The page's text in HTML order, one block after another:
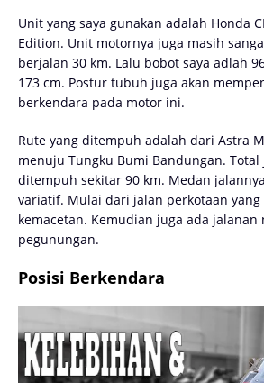
Unit yang saya gunakan adalah Honda
Edition. Unit motornya juga masih
berjalan 30 km. Lalu bobot saya adlah
173 cm. Postur tubuh juga akan
berkendara pada motor ini.
Rute yang ditempuh adalah dari Astra
menuju Tungku Bumi Bandungan. Total
ditempuh sekitar 90 km. Medan
variatif. Mulai dari jalan perkotaan yang
kemacetan. Kemudian juga ada jalanan
pegunungan.
Posisi Berkendara